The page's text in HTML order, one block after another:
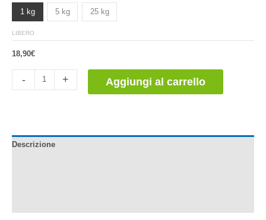
1 kg 5 kg 25 kg
LIBERO
18,90€
-
quantità
+ Aggiungi al carrello
Descrizione